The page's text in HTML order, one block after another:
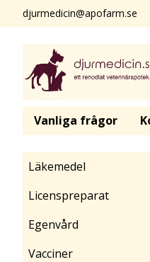
djurmedicin@apofarm.se
Vanliga frågor
Läkemedel
Licenspreparat
Egenvård
Vacciner